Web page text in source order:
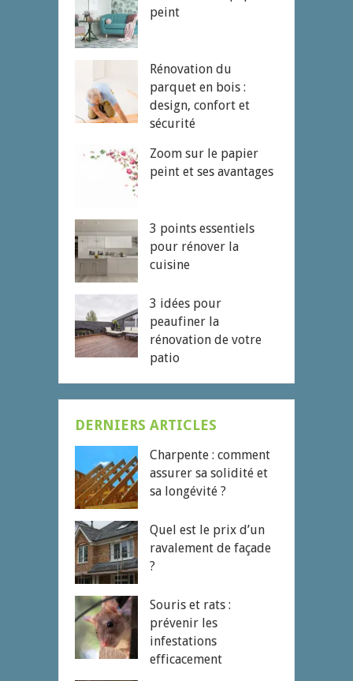
peint
Rénovation du
parquet en bois :
design, confort et
sécurité
Zoom sur le papier
peint et ses avantages
3 points essentiels
pour rénover la
cuisine
3 idées pour
peaufiner la
rénovation de votre
patio
DERNIERS ARTICLES
Charpente : comment
assurer sa solidité et
sa longévité ?
Quel est le prix d’un
ravalement de façade
?
Souris et rats :
prévenir les
infestations
efficacement